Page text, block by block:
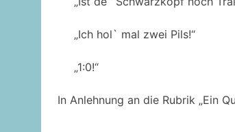
„Ich hol` mal zwei Pils!“
„1:0!“
In Anlehnung an die Rubrik „Ein